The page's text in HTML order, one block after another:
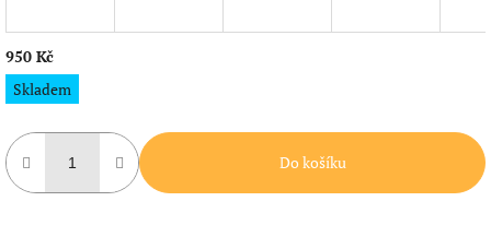
950 Kč
Měrná
cena:
Skladem
Do košíku